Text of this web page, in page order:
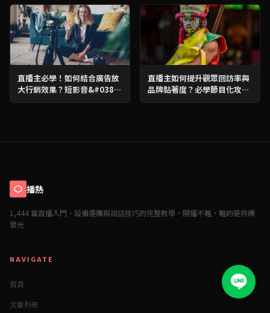
直播主必學！如何結合廣告放
大行銷效果？短影音&#038;
倒數攻略，流量翻倍！
直播主如何提升觀眾回訪率與
品牌黏著度？必學節目化攻
略！
播熱
1,444 篇直播入門、設備選購與說話技巧的完整教學，開播不難，難的是持續
發光
NAVIGATE
首頁
文章列表